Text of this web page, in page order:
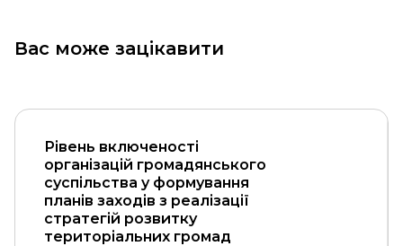
Вас може зацікавити
Рівень включеності
організацій громадянського
суспільства у формування
планів заходів з реалізації
стратегій розвитку
територіальних громад